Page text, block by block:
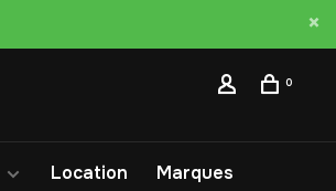
0
Location Marques